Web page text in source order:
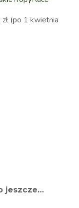
(po 1 kwietnia
jeszcze…